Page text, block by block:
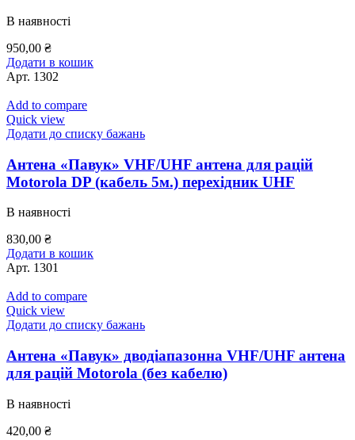
В наявності
950,00 ₴
Додати в кошик
Арт. 1302
Add to compare
Quick view
Додати до списку бажань
Антена «Павук» VHF/UHF антена для рацій
Motorola DP (кабель 5м.) перехідник UHF
В наявності
830,00 ₴
Додати в кошик
Арт. 1301
Add to compare
Quick view
Додати до списку бажань
Антена «Павук» дводіапазонна VHF/UHF антена
для рацій Motorola (без кабелю)
В наявності
420,00 ₴